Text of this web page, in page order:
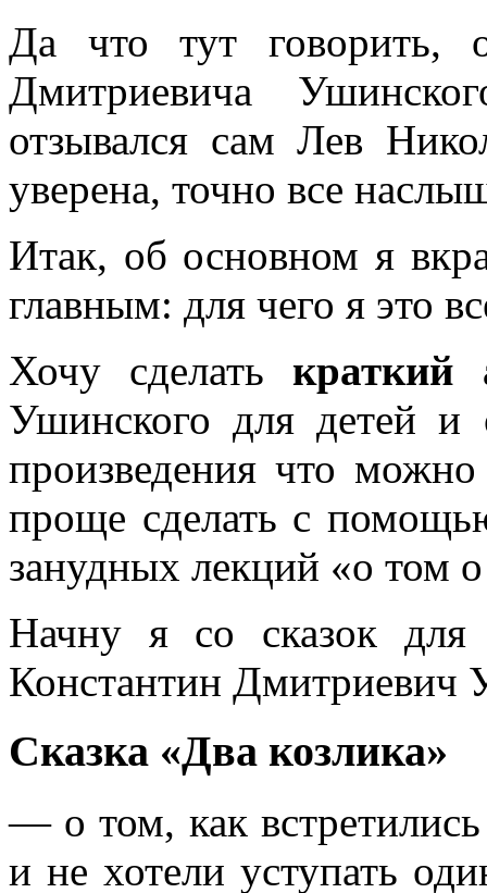
Да что тут говорить,
Дмитриевича
отзывался сам Лев
уверена, точно все
Итак, об основном я
главным: для чего я это
Хочу сделатькраткий
Ушинского для детей и
произведения что
проще сделать с
занудных лекций «о том
Начну я со сказок для
Константин Дмитриевич
Сказка «Два козлика»
— о том, как
и не хотели уступать